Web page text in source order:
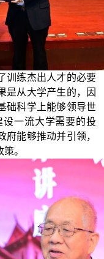
训练杰出人才的必要
是从大学产生的，因
础科学上能够领导世
一流大学需要的投
能够推动并引领，
。